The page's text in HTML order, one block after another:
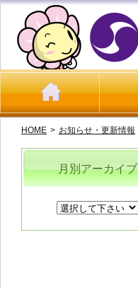
HOME > お知らせ・更新情報
月別アーカイブ